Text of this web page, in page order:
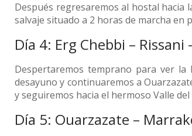
Después regresaremos al hostal hacia
salvaje situado a 2 horas de marcha
Día 4: Erg Chebbi – Rissani
Despertaremos temprano para ver
desayuno y continuaremos a
y seguiremos hacia el hermoso Valle
Día 5: Ouarzazate –